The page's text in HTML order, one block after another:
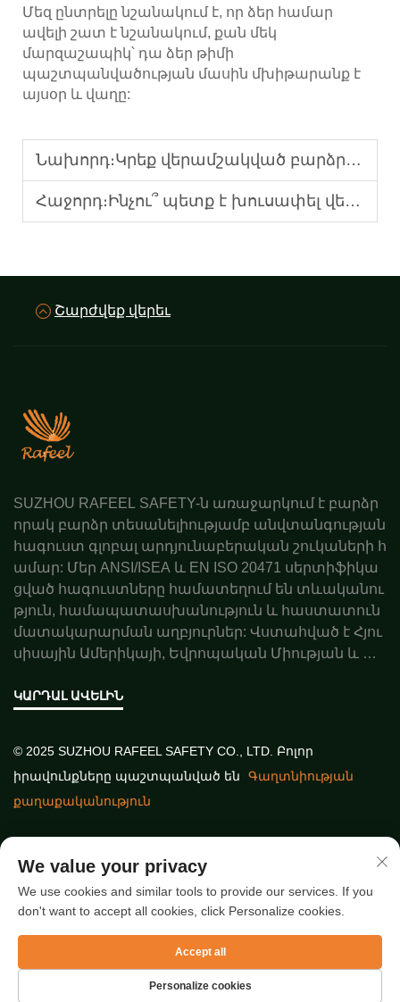
Մեզ ընտրելը նշանակում է, որ ձեր համար
ավելի շատ է նշանակում, քան մեկ
մարզաշապիկ՝ դա ձեր թիմի
պաշտպանվածության մասին մխիթարանք է
այսօր և վաղը:
Նախորդ։Կրեք վերամշակված բարձր տեսանելիության անվտանգության մարմնազուրկեր արտաքին շերտերի վրա՝ ապահովելու համար տեսանելիությունը:
Հաջորդ։Ինչու՞ պետք է խուսափել վերամշակված բարձր տեսանելիության անվտանգության վեստերի ոչ արտացոլիչ պիտակներով զարդարելուց
Շարժվեք վերեւ
SUZHOU RAFEEL SAFETY-ն առաջարկում է բարձր
որակ բարձր տեսանելիությամբ անվտանգության
հագուստ գլոբալ արդյունաբերական շուկաների հ
ամար: Մեր ANSI/ISEA և EN ISO 20471 սերտիֆիկա
ցված հագուստները համատեղում են տևականու
թյուն, համապատասխանություն և հաստատուն
մատակարարման աղբյուրներ: Վստահված է Հյու
սիսային Ամերիկայի, Եվրոպական Միության և Ավ
ռաջարկ այսօր:
ԿԱՐԴԱԼ ԱՎԵԼԻՆ
© 2025 SUZHOU RAFEEL SAFETY CO., LTD. Բոլոր
իրավունքները պաշտպանված են
Գաղտնիության
քաղաքականություն
Վերջին հոդվածներ
We value your privacy
We use cookies and similar tools to provide our services. If you
don't want to accept all cookies, click Personalize cookies.
Personalize cookies
Accept all